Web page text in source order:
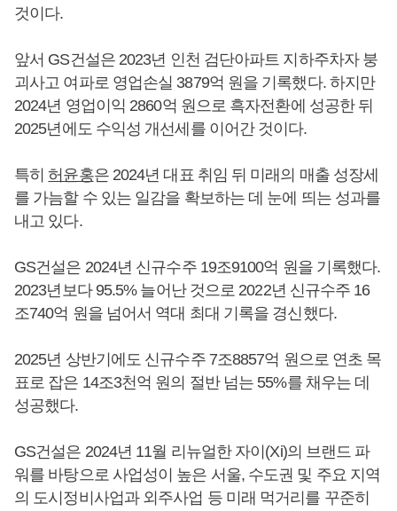
것이다.
앞서 GS건설은 2023년 인천 검단아파트 지하주차자 붕
괴사고 여파로 영업손실 3879억 원을 기록했다. 하지만
2024년 영업이익 2860억 원으로 흑자전환에 성공한 뒤
2025년에도 수익성 개선세를 이어간 것이다.
특히허윤홍은 2024년 대표 취임 뒤 미래의 매출 성장세
를 가늠할 수 있는 일감을 확보하는 데 눈에 띄는 성과를
내고 있다.
GS건설은 2024년 신규수주 19조9100억 원을 기록했다.
2023년보다 95.5% 늘어난 것으로 2022년 신규수주 16
조740억 원을 넘어서 역대 최대 기록을 경신했다.
2025년 상반기에도 신규수주 7조8857억 원으로 연초 목
표로 잡은 14조3천억 원의 절반 넘는 55%를 채우는 데
성공했다.
GS건설은 2024년 11월 리뉴얼한 자이(Xi)의 브랜드 파
워를 바탕으로 사업성이 높은 서울, 수도권 및 주요 지역
의 도시정비사업과 외주사업 등 미래 먹거리를 꾸준히